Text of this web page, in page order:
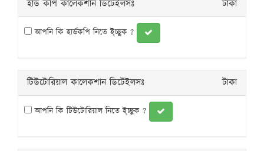
হার্ড কপি কালেকশান ডিটেইলসঃ টাকা
আপনি কি হার্ডকপি নিতে ই্চ্ছুক ?
টিউটোরিয়াল কালেকশান ডিটেইলসঃ টাকা
আপনি কি টিউটোরিয়াল নিতে ই্চ্ছুক ?